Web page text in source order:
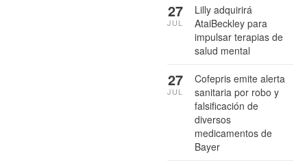
Lilly adquirirá
AtaiBeckley para
impulsar terapias de
salud mental
27
JUL
Cofepris emite alerta
sanitaria por robo y
falsificación de
diversos
medicamentos de
Bayer
27
JUL